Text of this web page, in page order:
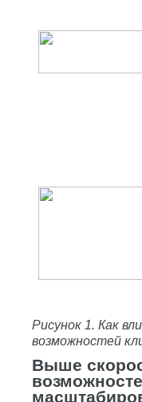
Рисунок 1. Как
возможностей
Выше